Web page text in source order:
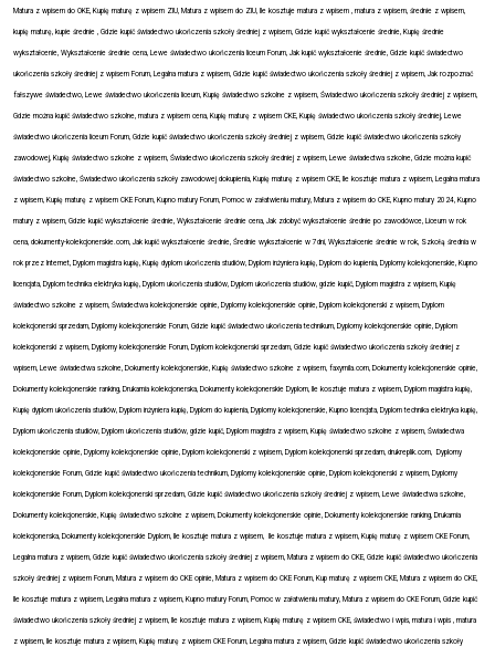
Matura z wpisem do OKE, Kupię maturę z wpisem ZIU, Matura z wpisem do ZIU, Ile kosztuje matura z wpisem , matura z wpisem, średnie z wpisem,
kupię maturę, kupie średnie , Gdzie kupić świadectwo ukończenia szkoły średniej z wpisem, Gdzie kupić wykształcenie średnie, Kupię średnie
wykształcenie, Wykształcenie średnie cena, Lewe świadectwo ukończenia liceum Forum, Jak kupić wykształcenie średnie, Gdzie kupić świadectwo
ukończenia szkoły średniej z wpisem Forum, Legalna matura z wpisem, Gdzie kupić świadectwo ukończenia szkoły średniej z wpisem, Jak rozpoznać
fałszywe świadectwo, Lewe świadectwo ukończenia liceum, Kupię świadectwo szkolne z wpisem, Świadectwo ukończenia szkoły średniej z wpisem,
Gdzie można kupić świadectwo szkolne, matura z wpisem cena, Kupię maturę z wpisem CKE, Kupię świadectwo ukończenia szkoły średniej, Lewe
świadectwo ukończenia liceum Forum, Gdzie kupić świadectwo ukończenia szkoły średniej z wpisem, Gdzie kupić świadectwo ukończenia szkoły
zawodowej, Kupię świadectwo szkolne z wpisem, Świadectwo ukończenia szkoły średniej z wpisem, Lewe świadectwa szkolne, Gdzie można kupić
świadectwo szkolne, Świadectwo ukończenia szkoły zawodowej dokupienia, Kupię maturę z wpisem CKE, Ile kosztuje matura z wpisem, Legalna matura
z wpisem, Kupię maturę z wpisem CKE Forum, Kupno matury Forum, Pomoc w załatwieniu matury, Matura z wpisem do CKE, Kupno matury 2024, Kupno
matury z wpisem, Gdzie kupić wykształcenie średnie, Wykształcenie średnie cena, Jak zdobyć wykształcenie średnie po zawodówce, Liceum w rok
cena, dokumenty-kolekcjonerskie.com, Jak kupić wykształcenie średnie, Średnie wykształcenie w 7dni, Wykształcenie średnie w rok, Szkołą średnia w
rok przez Internet, Dyplom magistra kupię, Kupię dyplom ukończenia studiów, Dyplom inżyniera kupię, Dyplom do kupienia, Dyplomy kolekcjonerskie, Kupno
licencjata, Dyplom technika elektryka kupię, Dyplom ukończenia studiów, Dyplom ukończenia studiów, gdzie kupić, Dyplom magistra z wpisem, Kupię
świadectwo szkolne z wpisem, Świadectwa kolekcjonerskie opinie, Dyplomy kolekcjonerskie opinie, Dyplom kolekcjonerski z wpisem, Dyplom
kolekcjonerski sprzedam, Dyplomy kolekcjonerskie Forum, Gdzie kupić świadectwo ukończenia technikum, Dyplomy kolekcjonerskie opinie, Dyplom
kolekcjonerski z wpisem, Dyplomy kolekcjonerskie Forum, Dyplom kolekcjonerski sprzedam, Gdzie kupić świadectwo ukończenia szkoły średniej z
wpisem, Lewe świadectwa szkolne, Dokumenty kolekcjonerskie, Kupię świadectwo szkolne z wpisem, faxymila.com, Dokumenty kolekcjonerskie opinie,
Dokumenty kolekcjonerskie ranking, Drukarnia kolekcjonerska, Dokumenty kolekcjonerskie Dyplom, Ile kosztuje matura z wpisem, Dyplom magistra kupię,
Kupię dyplom ukończenia studiów, Dyplom inżyniera kupię, Dyplom do kupienia, Dyplomy kolekcjonerskie, Kupno licencjata, Dyplom technika elektryka kupię,
Dyplom ukończenia studiów, Dyplom ukończenia studiów, gdzie kupić, Dyplom magistra z wpisem, Kupię świadectwo szkolne z wpisem, Świadectwa
kolekcjonerskie opinie, Dyplomy kolekcjonerskie opinie, Dyplom kolekcjonerski z wpisem, Dyplom kolekcjonerski sprzedam, drukreplik.com, Dyplomy
kolekcjonerskie Forum, Gdzie kupić świadectwo ukończenia technikum, Dyplomy kolekcjonerskie opinie, Dyplom kolekcjonerski z wpisem, Dyplomy
kolekcjonerskie Forum, Dyplom kolekcjonerski sprzedam, Gdzie kupić świadectwo ukończenia szkoły średniej z wpisem, Lewe świadectwa szkolne,
Dokumenty kolekcjonerskie, Kupię świadectwo szkolne z wpisem, Dokumenty kolekcjonerskie opinie, Dokumenty kolekcjonerskie ranking, Drukarnia
kolekcjonerska, Dokumenty kolekcjonerskie Dyplom, Ile kosztuje matura z wpisem, Ile kosztuje matura z wpisem, Kupię maturę z wpisem CKE Forum,
Legalna matura z wpisem, Gdzie kupić świadectwo ukończenia szkoły średniej z wpisem, Matura z wpisem do CKE, Gdzie kupić świadectwo ukończenia
szkoły średniej z wpisem Forum, Matura z wpisem do CKE opinie, Matura z wpisem do CKE Forum, Kup maturę z wpisem CKE, Matura z wpisem do CKE,
Ile kosztuje matura z wpisem, Legalna matura z wpisem, Kupno matury Forum, Pomoc w załatwieniu matury, Matura z wpisem do CKE Forum, Gdzie kupić
świadectwo ukończenia szkoły średniej z wpisem, Ile kosztuje matura z wpisem, Kupię maturę z wpisem CKE, świadectwo i wpis, matura i wpis , matura
z wpisem, Ile kosztuje matura z wpisem, Kupię maturę z wpisem CKE Forum, Legalna matura z wpisem, Gdzie kupić świadectwo ukończenia szkoły